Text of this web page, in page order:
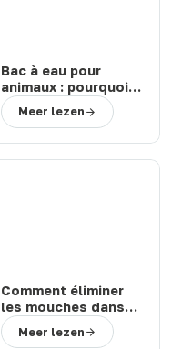
Bac à eau pour
animaux : pourquoi
choisir un abreuvoir
de la marque Suevia
Meer lezen
Comment éliminer
les mouches dans
une étable ou une
ferme : 3 solutions
Meer lezen